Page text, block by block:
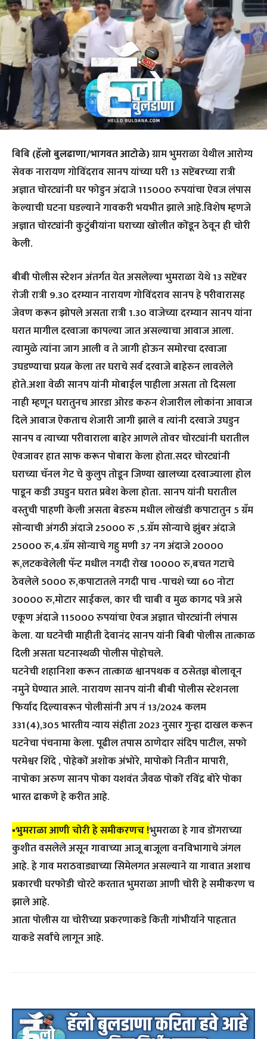
बिबि(हॅलो बुलढाणा/भागवत आटोळे)ग्राम भुमराळा येथील आरोग्य
सेवक नारायण गोविंदराव सानप यांच्या घरी 13 सप्टेंबरच्या रात्री
अज्ञात चोरट्यांनी घर फोडुन अंदाजे 115000 रुपयांचा ऐवज लंपास
केल्याची घटना घडल्याने गावकरी भयभीत झाले आहे.विशेष म्हणजे
अज्ञात चोरट्यांनी कुटुंबीयांना घराच्या खोलीत कोंडून ठेवून ही चोरी
केली.
बीबी पोलीस स्टेशन अंतर्गत येत असलेल्या भुमराळा येथे 13 सप्टेंबर
रोजी रात्री 9.30 दरम्यान नारायण गोविंदराव सानप हे परीवारासह
जेवण करून झोपले असता रात्री 1.30 वाजेच्या दरम्यान सानप यांना
घरात मागील दरवाजा कापल्या जात असल्याचा आवाज आला.
त्यामुळे त्यांना जाग आली व ते जागी होऊन समोरचा दरवाजा
उघडण्याचा प्रयत्न केला तर घराचे सर्व दरवाजे बाहेरुन लावलेले
होते.अशा वेळी सानप यांनी मोबाईल पाहीला असता तो दिसला
नाही म्हणून घरातुनच आरडा ओरड करुन शेजारील लोकांना आवाज
दिले आवाज ऐकताच शेजारी जागी झाले व त्यांनी दरवाजे उघडुन
सानप व त्याच्या परीवाराला बाहेर आणले तोवर चोरट्यांनी घरातील
ऐवजावर हात साफ करून पोबारा केला होता.सदर चोरट्यांनी
घराच्या चॅनल गेट चे कुलुप तोडून जिण्या खालच्या दरवाज्याला होल
पाडून कडी उघडुन घरात प्रवेश केला होता. सानप यांनी घरातील
वस्तुची पाहणी केली असता बेडरुम मधील लोखंडी कपाटातुन 5 ग्रॅम
सोन्याची अंगठी अंदाजे 25000 रु ,5.ग्रॅम सोन्याचे झुंबर अंदाजे
25000 रु,4.ग्रॅम सोन्याचे गहु मणी 37 नग अंदाजे 20000
रू,लटकवेलेली पॅन्ट मधील नगदी रोख 10000 रु,बचत गटाचे
ठेवलेले 5000 रु,कपाटातले नगदी पाच -पाचशे च्या 60 नोटा
30000 रु,मोटार साईकल, कार ची चाबी व मुळ कागद पत्रे असे
एकूण अंदाजे 115000 रुपयांचा ऐवज अज्ञात चोरट्यांनी लंपास
केला. या घटनेची माहीती देवानंद सानप यांनी बिबी पोलीस तात्काळ
दिली असता घटनास्थळी पोलीस पोहोचले.
घटनेची शहानिशा करून तात्काळ श्वानपथक व ठसेतज्ञ बोलावून
नमुने घेण्यात आले. नारायण सानप यांनी बीबी पोलीस स्टेशनला
फिर्याद दिल्यावरून पोलीसांनी अप नं 13/2024 कलम
331(4),305 भारतीय न्याय संहीता 2023 नुसार गुन्हा दाखल करून
घटनेचा पंचनामा केला. पूढील तपास ठाणेदार संदिप पाटील, सफो
परमेश्वर शिंदे , पोहेकों अशोक अंभोरे, मापोको नितीन मापारी,
नापोका अरुण सानप पोका यशवंत जैवळ पोकों रविंद्र बोरे पोका
भारत ढाकणे हे करीत आहे.
▪️भुमराळा आणी चोरी हे समीकरणच !भुमराळा हे गाव डोंगराच्या
कुशीत वसलेले असून गावाच्या आजू बाजूला वनविभागाचे जंगल
आहे. हे गाव मराठवाड्याच्या सिमेलगत असल्याने या गावात अशाच
प्रकारची घरफोडी चोरटे करतात भुमराळा आणी चोरी हे समीकरण च
झाले आहे.
आता पोलीस या चोरीच्या प्रकरणाकडे किती गांभीर्याने पाहतात
याकडे सर्वांचे लागून आहे.